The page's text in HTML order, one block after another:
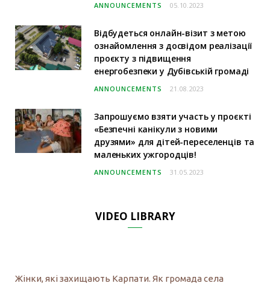
ANNOUNCEMENTS 05.10.2023
Відбудеться онлайн-візит з метою
ознайомлення з досвідом реалізації
проєкту з підвищення
енергобезпеки у Дубівській громаді
ANNOUNCEMENTS 21.08.2023
Запрошуємо взяти участь у проєкті
«Безпечні канікули з новими
друзями» для дітей-переселенців та
маленьких ужгородців!
ANNOUNCEMENTS 31.05.2023
VIDEO LIBRARY
Жінки, які захищають Карпати. Як громада села